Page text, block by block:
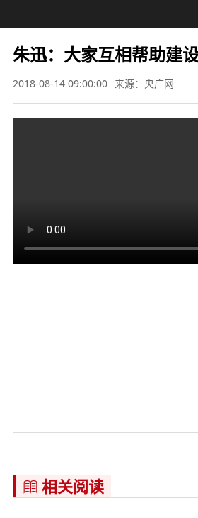
朱迅：大家互相帮助建
2018-08-14 09:00:00 来源：央广网
 相关阅读